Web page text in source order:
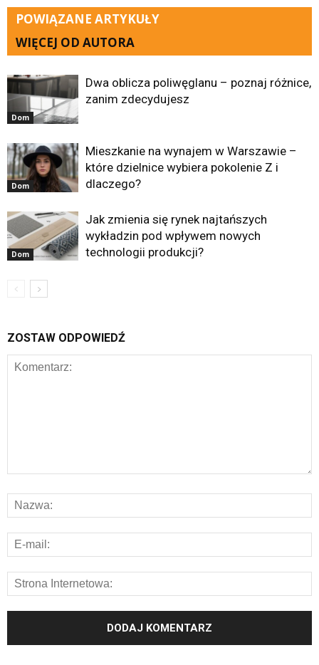
POWIĄZANE ARTYKUŁY
WIĘCEJ OD AUTORA
Dom
Dwa oblicza poliwęglanu – poznaj różnice,
zanim zdecydujesz
Dom
Mieszkanie na wynajem w Warszawie –
które dzielnice wybiera pokolenie Z i
dlaczego?
Dom
Jak zmienia się rynek najtańszych
wykładzin pod wpływem nowych
technologii produkcji?
ZOSTAW ODPOWIEDŹ